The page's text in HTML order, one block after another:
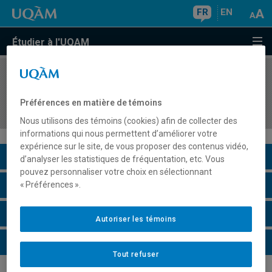
FR EN
Étudier à l'UQAM
COURS//
(B.I.)
Description du cours
Horaire - Été 2026
Horaire - Automne 2026
Horaire - Hiver 2027
Préférences en matière de témoins
Nous utilisons des témoins (cookies) afin de collecter des
informations qui nous permettent d’améliorer votre
expérience sur le site, de vous proposer des contenus vidéo,
d’analyser les statistiques de fréquentation, etc. Vous
pouvez personnaliser votre choix en sélectionnant
« Préférences ».
Tout refuser
Autoriser les témoins